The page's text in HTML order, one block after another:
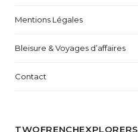
Mentions Légales
Bleisure & Voyages d’affaires
Contact
TWOFRENCHEXPLORERS